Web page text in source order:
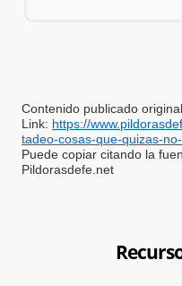
Contenido publicado
Link: https://
tadeo-cosas-que-quizas-
Puede copiar citando la
Pildorasdefe.net